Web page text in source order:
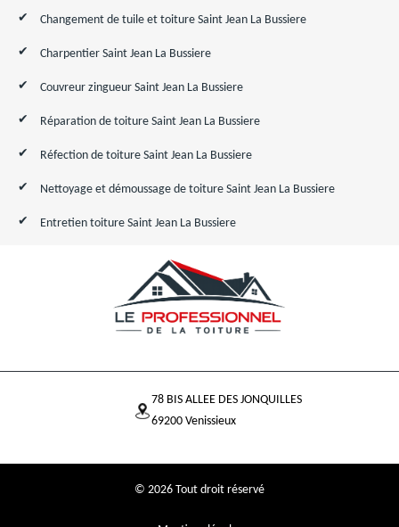
Changement de tuile et toiture Saint Jean La Bussiere
Charpentier Saint Jean La Bussiere
Couvreur zingueur Saint Jean La Bussiere
Réparation de toiture Saint Jean La Bussiere
Réfection de toiture Saint Jean La Bussiere
Nettoyage et démoussage de toiture Saint Jean La Bussiere
Entretien toiture Saint Jean La Bussiere
78 BIS ALLEE DES JONQUILLES
69200 Venissieux
© 2026 Tout droit réservé